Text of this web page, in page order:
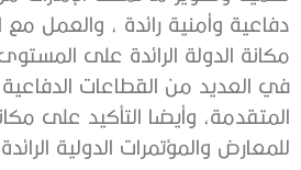
دفاعية وأمنية رائدة ، والعمل مع
مكانة الدولة الرائدة على
في العديد من القطاعات الدفاعية
المتقدمة، وأيضا التأكيد على
للمعارض والمؤتمرات الدولية